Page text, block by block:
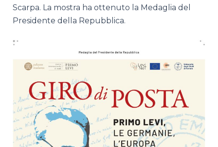
Scarpa. La mostra ha ottenuto la Medaglia del
Presidente della Repubblica.